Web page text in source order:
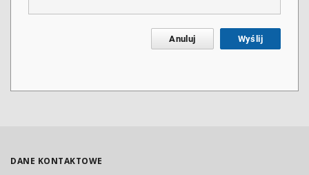
Anuluj Wyślij
DANE KONTAKTOWE